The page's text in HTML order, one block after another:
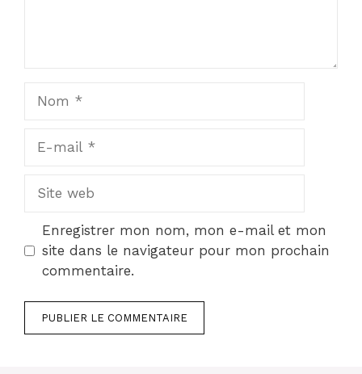
mail
web
Enregistrer mon nom, mon e-mail et mon
site dans le navigateur pour mon prochain
commentaire.